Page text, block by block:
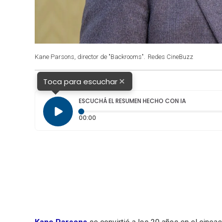
Kane Parsons, director de "Backrooms". Redes CineBuzz
Toca para escuchar×
ESCUCHÁ EL RESUMEN HECHO CON IA
00:00